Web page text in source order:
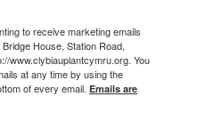
to receive marketing emails
House, Station Road,
www.clybiauplantcymru.org. You
at any time by using the
of every email. Emails are